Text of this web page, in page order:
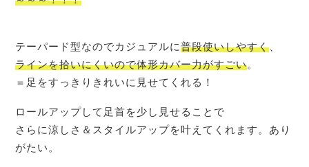
テーパード型なのでカジュアルに普段使いしやすく、
ラインを拾いにくいので体形カバー力がすごい。
＝足をすっきりきれいに見せてくれる！
ロールアップして足首を少し見せることで
さらに涼しさ＆スタイルアップを叶えてくれます。あり
がたい。